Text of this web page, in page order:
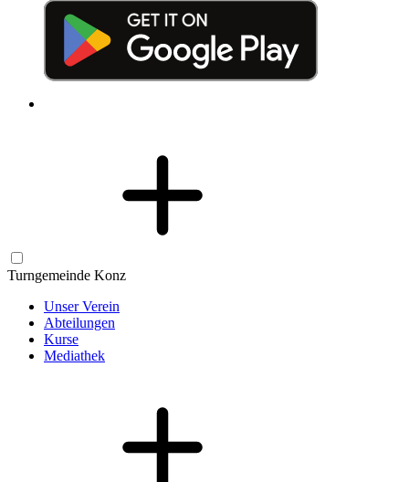
Turngemeinde Konz
Unser Verein
Abteilungen
Kurse
Mediathek